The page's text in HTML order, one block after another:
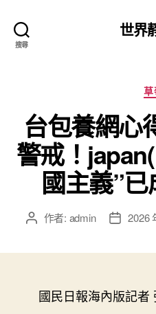
搜尋
世界
台包養網心
警戒！
國主義”
文 作者: admin
文
期
2026
國民日報海內版記者